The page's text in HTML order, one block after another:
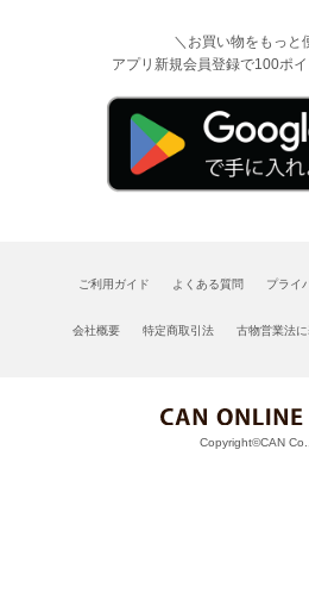
＼お買い物をもっと
アプリ新規会員登録で100ポ
ご利用ガイド よくある質問 プライ
会社概要 特定商取引法 古物営業法
Copyright©CAN